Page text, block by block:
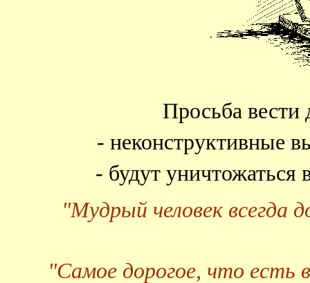
Просьба вести
- неконструктивные
- будут
"Мудрый человек всегда
"Самое дорогое, что есть